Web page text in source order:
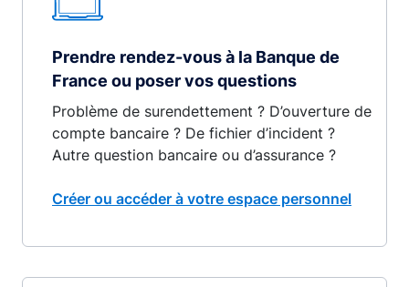
Prendre rendez-vous à la Banque de
France ou poser vos questions
Problème de surendettement ? D’ouverture de
compte bancaire ? De fichier d’incident ?
Autre question bancaire ou d’assurance ?
Créer ou accéder à votre espace personnel